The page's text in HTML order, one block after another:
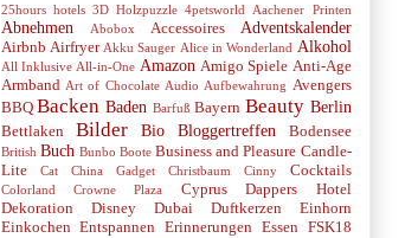
25hours hotels 3D Holzpuzzle 4petsworld Aachener Printen
Abnehmen Abobox Accessoires Adventskalender
Airbnb Airfryer Akku Sauger Alice in Wonderland Alkohol
All Inklusive All-in-One Amazon Amigo Spiele Anti-Age
Armband Art of Chocolate Audio Aufbewahrung Avengers
BBQ Backen Baden Barfuß Bayern Beauty Berlin
Bettlaken Bilder Bio Bloggertreffen Bodensee
British Buch Bunbo Boote Business and Pleasure Candle-
Lite
Cat China Gadget Christbaum Cinny Cocktails
Colorland Crowne Plaza Cyprus
Dappers Hotel
Dekoration
Disney Dubai Duftkerzen
Einhorn
Einkochen Entspannen Erinnerungen Essen FSK18